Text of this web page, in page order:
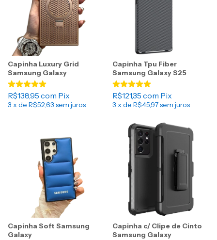
Capinha Luxury Grid
Samsung Galaxy
R$138,95 com Pix
3 x de R$52,63 sem juros
Capinha Tpu Fiber
Samsung Galaxy S25
R$121,35 com Pix
3 x de R$45,97sem juros
Capinha Soft Samsung
Galaxy
Capinha c/ Clipe de Cinto
Samsung Galaxy